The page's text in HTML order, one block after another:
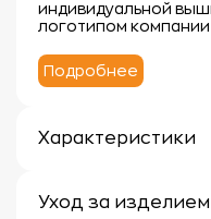
индивидуальной
логотипом
Подробнее
Характеристики
Уход за изделием